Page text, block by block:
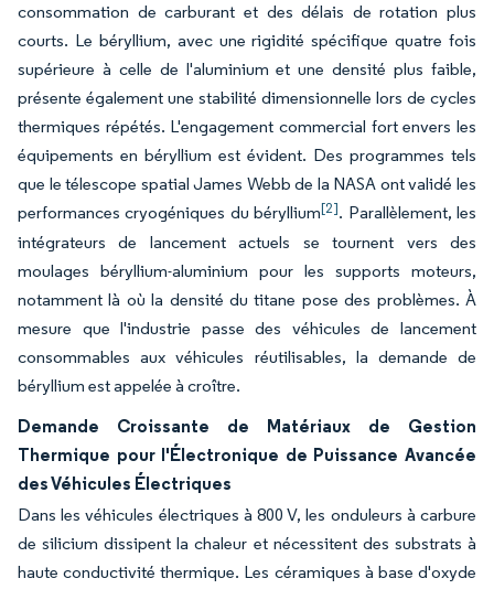
consommation de carburant et des délais de rotation plus
courts. Le béryllium, avec une rigidité spécifique quatre fois
supérieure à celle de l'aluminium et une densité plus faible,
présente également une stabilité dimensionnelle lors de cycles
thermiques répétés. L'engagement commercial fort envers les
équipements en béryllium est évident. Des programmes tels
que le télescope spatial James Webb de la NASA ont validé les
performances cryogéniques du béryllium[2]. Parallèlement, les
intégrateurs de lancement actuels se tournent vers des
moulages béryllium-aluminium pour les supports moteurs,
notamment là où la densité du titane pose des problèmes. À
mesure que l'industrie passe des véhicules de lancement
consommables aux véhicules réutilisables, la demande de
béryllium est appelée à croître.
Demande Croissante de Matériaux de Gestion
Thermique pour l'Électronique de Puissance Avancée
des Véhicules Électriques
Dans les véhicules électriques à 800 V, les onduleurs à carbure
de silicium dissipent la chaleur et nécessitent des substrats à
haute conductivité thermique. Les céramiques à base d'oxyde